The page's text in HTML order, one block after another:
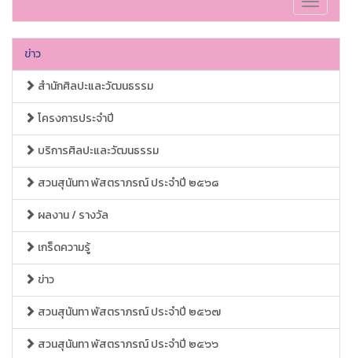
ข่าว
สำนักศิลปะและวัฒนธรรม
โครงการประจำปี
บริการศิลปะและวัฒนธรรม
สวนสุนันทา พัสตราภรณ์ ประจำปี ๒๕๖๘
ผลงาน / รางวัล
เกร็ดความรู้
ข่าว
สวนสุนันทา พัสตราภรณ์ ประจำปี ๒๕๖๗
สวนสุนันทา พัสตราภรณ์ ประจำปี ๒๕๖๖